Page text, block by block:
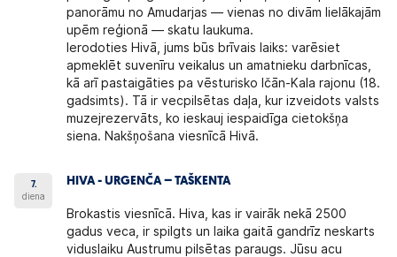
panorāmu no Amudarjas — vienas no divām lielākajām
upēm reģionā — skatu laukuma.
Ierodoties Hivā, jums būs brīvais laiks: varēsiet
apmeklēt suvenīru veikalus un amatnieku darbnīcas,
kā arī pastaigāties pa vēsturisko Ičān-Kala rajonu (18.
gadsimts). Tā ir vecpilsētas daļa, kur izveidots valsts
muzejrezervāts, ko ieskauj iespaidīga cietokšņa
siena. Nakšņošana viesnīcā Hivā.
7.
diena
HIVA - URGENČA – TAŠKENTA
Brokastis viesnīcā. Hiva, kas ir vairāk nekā 2500
gadus veca, ir spilgts un laika gaitā gandrīz neskarts
viduslaiku Austrumu pilsētas paraugs. Jūsu acu